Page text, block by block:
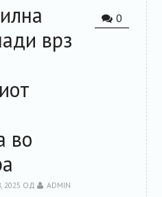
0
врз
во
2025 ОД ADMIN